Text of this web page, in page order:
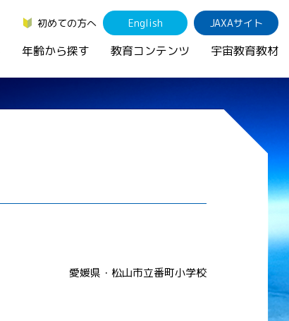
初めての方へ English JAXAサイト
年齢から探す 教育コンテンツ 宇宙教育教材
愛媛県・松山市立番町小学校